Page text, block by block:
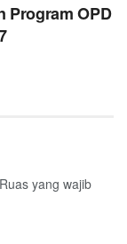
Program OPD
Ruas yang wajib